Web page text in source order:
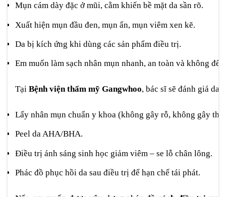
Mụn cám dày đặc ở mũi, cằm khiến bề mặt da sần rõ.
Xuất hiện mụn đầu đen, mụn ẩn, mụn viêm xen kẽ.
Da bị kích ứng khi dùng các sản phẩm điều trị.
Em muốn làm sạch nhân mụn nhanh, an toàn và không để
Tại Bệnh viện thẩm mỹ Gangwhoo, bác sĩ sẽ đánh giá da
Lấy nhân mụn chuẩn y khoa (không gây rỗ, không gây
Peel da AHA/BHA.
Điều trị ánh sáng sinh học giảm viêm – se lỗ chân lông.
Phác đồ phục hồi da sau điều trị để hạn chế tái phát.